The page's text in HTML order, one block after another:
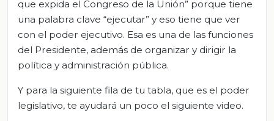
que expida el Congreso de la Unión” porque tiene
una palabra clave “ejecutar” y eso tiene que ver
con el poder ejecutivo. Esa es una de las funciones
del Presidente, además de organizar y dirigir la
política y administración pública.
Y para la siguiente fila de tu tabla, que es el poder
legislativo, te ayudará un poco el siguiente video.